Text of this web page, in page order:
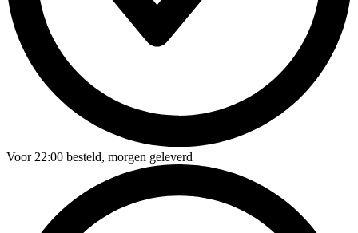
Voor22:00 besteld, morgen geleverd